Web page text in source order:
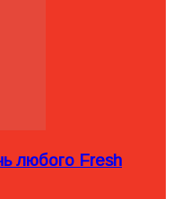
любого Fresh